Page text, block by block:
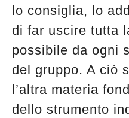
lo consiglia, lo
di far uscire tutta
possibile da ogni
del gruppo. A ciò
l’altra materia
dello strumento